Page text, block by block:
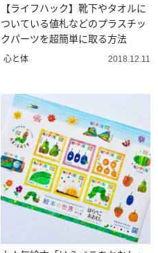
【ライフハック】靴下やタオルに
ついている値札などのプラスチッ
クパーツを超簡単に取る方法
心と体 2018.12.11